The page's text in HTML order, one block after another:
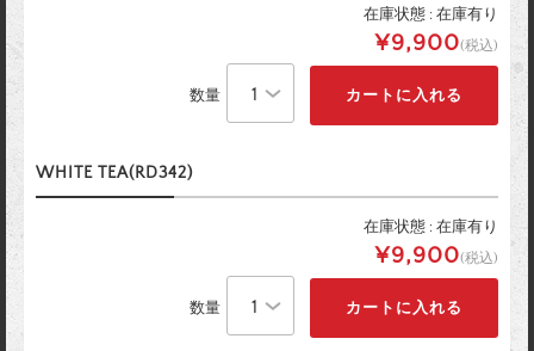
在庫状態 : 在庫有り
¥9,900(税込)
数量
WHITE TEA(RD342)
在庫状態 : 在庫有り
¥9,900(税込)
数量